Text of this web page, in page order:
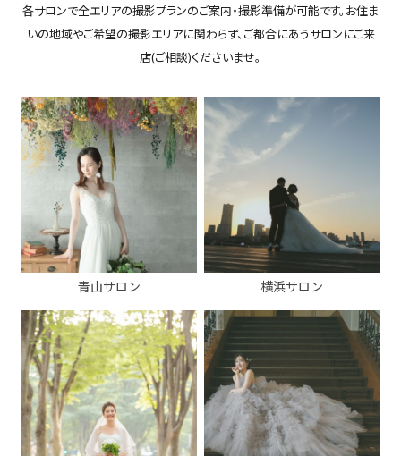
各サロンで全エリアの撮影プランのご案内・撮影準備が可能です。お住ま
いの地域やご希望の撮影エリアに関わらず、ご都合にあうサロンにご来
店(ご相談)くださいませ。
青山サロン 横浜サロン